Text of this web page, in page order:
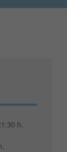
h.